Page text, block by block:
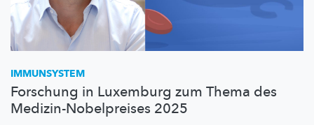
IMMUNSYSTEM
Forschung in Luxemburg zum Thema des
Medizin-Nobelpreises 2025